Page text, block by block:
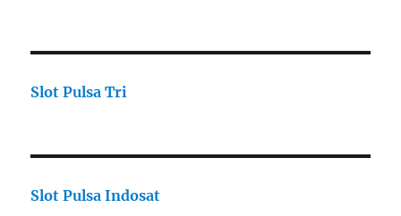
Slot Pulsa Tri
Slot Pulsa Indosat